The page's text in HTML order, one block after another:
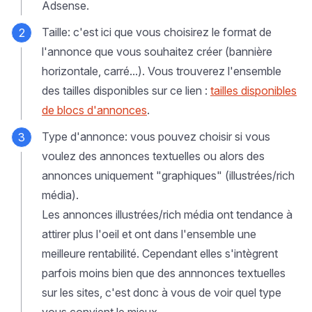
Adsense.
Taille: c'est ici que vous choisirez le format de
l'annonce que vous souhaitez créer (bannière
horizontale, carré...). Vous trouverez l'ensemble
des tailles disponibles sur ce lien : tailles disponibles
de blocs d'annonces.
Type d'annonce: vous pouvez choisir si vous
voulez des annonces textuelles ou alors des
annonces uniquement "graphiques" (illustrées/rich
média).
Les annonces illustrées/rich média ont tendance à
attirer plus l'oeil et ont dans l'ensemble une
meilleure rentabilité. Cependant elles s'intègrent
parfois moins bien que des annnonces textuelles
sur les sites, c'est donc à vous de voir quel type